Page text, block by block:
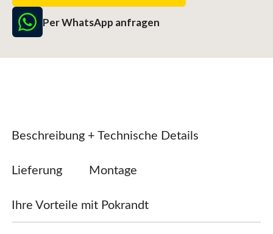
Per WhatsApp anfragen
Beschreibung + Technische Details
Lieferung Montage
Ihre Vorteile mit Pokrandt